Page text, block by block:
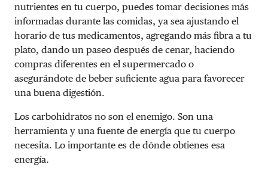
nutrientes en tu cuerpo, puedes tomar decisiones más
informadas durante las comidas, ya sea ajustando el
horario de tus medicamentos, agregando más fibra a tu
plato, dando un paseo después de cenar, haciendo
compras diferentes en el supermercado o
asegurándote de beber suficiente agua para favorecer
una buena digestión.
Los carbohidratos no son el enemigo. Son una
herramienta y una fuente de energía que tu cuerpo
necesita. Lo importante es de dónde obtienes esa
energía.